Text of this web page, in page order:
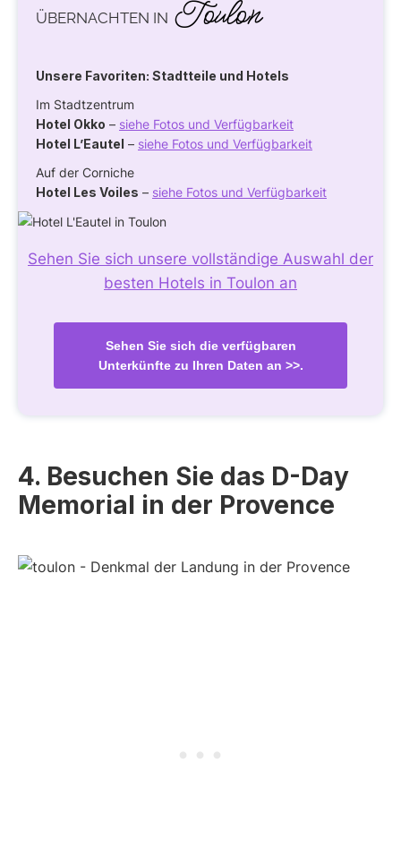
ÜBERNACHTEN IN Toulon
Unsere Favoriten: Stadtteile und Hotels
Im Stadtzentrum
Hotel Okko – siehe Fotos und Verfügbarkeit
Hotel L’Eautel – siehe Fotos und Verfügbarkeit
Auf der Corniche
Hotel Les Voiles – siehe Fotos und Verfügbarkeit
Sehen Sie sich unsere vollständige Auswahl der
besten Hotels in Toulon an
Sehen Sie sich die verfügbaren
Unterkünfte zu Ihren Daten an >>.
4. Besuchen Sie das D-Day
Memorial in der Provence